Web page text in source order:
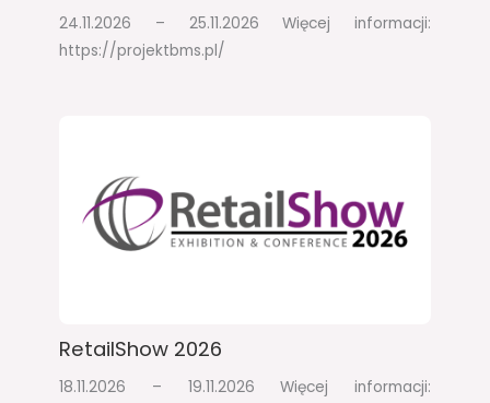
24.11.2026 – 25.11.2026​ Więcej informacji:
https://projektbms.pl/
RetailShow 2026​
18.11.2026 – 19.11.2026​ Więcej informacji: